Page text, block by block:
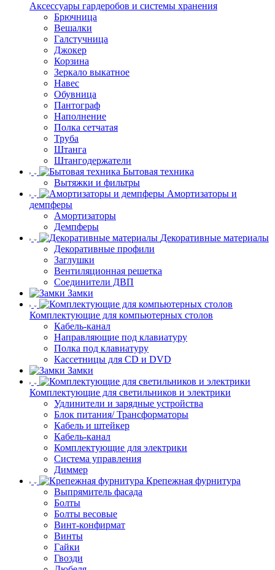
Аксессуары гардеробов и системы хранения
Брючница
Вешалки
Галстучница
Джокер
Корзина
Зеркало выкатное
Навес
Обувница
Пантограф
Наполнение
Полка сетчатая
Труба
Штанга
Штангодержатели
Бытовая техника
Вытяжки и фильтры
Амортизаторы и
демпферы
Амортизаторы
Демпферы
Декоративные материалы
Декоративные профили
Заглушки
Вентиляционная решетка
Соединители ДВП
Замки
Комплектующие для компьютерных столов
Кабель-канал
Направляющие под клавиатуру
Полка под клавиатуру
Кассетницы для CD и DVD
Замки
Комплектующие для светильников и электрики
Удлинители и зарядные устройства
Блок питания/ Трансформаторы
Кабель и штейкер
Кабель-канал
Комплектующие для электрики
Система управления
Диммер
Крепежная фурнитура
Выпрямитель фасада
Болты
Болты весовые
Винт-конфирмат
Винты
Гайки
Гвозди